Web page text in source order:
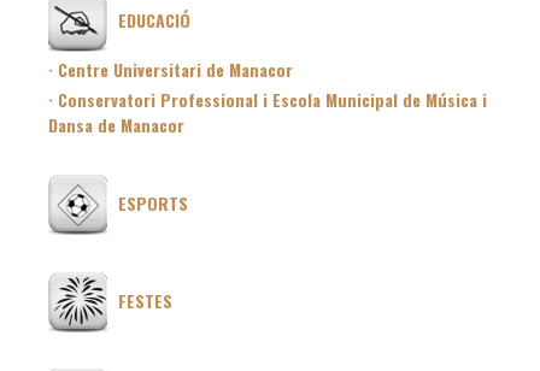
EDUCACIÓ
· Centre Universitari de Manacor
· Conservatori Professional i Escola Municipal de Música i
Dansa de Manacor
ESPORTS
FESTES